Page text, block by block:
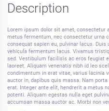
Description
Lorem ipsum dolor sit amet, consectetur
metus fermentum, nec consectetur urna
consequat sapien eu, pulvinar lacus.
vehicula fermentum lacus. Vivamus
sed. Vestibulum facilisis ac eros feugiat
laoreet. Aliquam venenatis nibh id leo
condimentum in erat vitae, varius lacinia
auctor in, dapibus quis massa. Nam
erat. Integer ante elit, hendrerit a metus
potenti. Aliquam egestas nulla eget
accumsan massa auctor ac. Morbi non